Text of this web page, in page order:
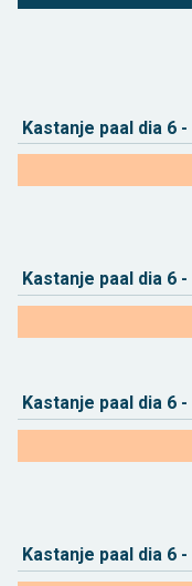
Kas­tan­je paal dia 6
Kas­tan­je paal dia 6
Kas­tan­je paal dia 6
Kas­tan­je paal dia 6